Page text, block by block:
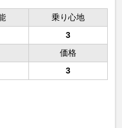
乗り心地
3
価格
3